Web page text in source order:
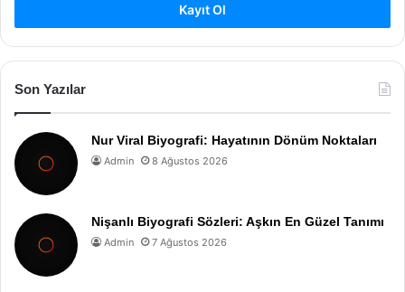
Kayıt Ol
Son Yazılar
Nur Viral Biyografi: Hayatının Dönüm Noktaları
Admin 8 Ağustos 2026
Nişanlı Biyografi Sözleri: Aşkın En Güzel Tanımı
Admin 7 Ağustos 2026